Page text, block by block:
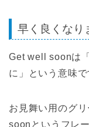
早く良くなり
Get well soonは
に」という意味で
お見舞い用のグ
soonというフレ